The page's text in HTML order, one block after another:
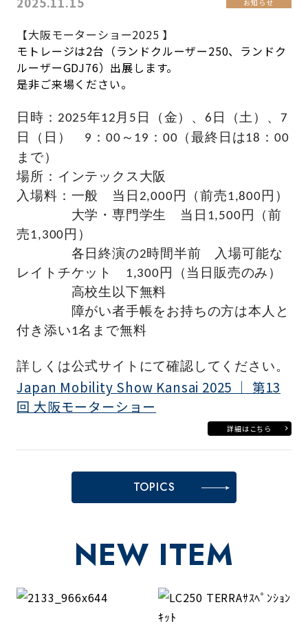
お知らせ
【大阪モーターショー2025 】
モトレージは2台（ランドクルーザー250、ランドク
ルーザーGDJ76）出展します。
是非ご来場ください。
日時：2025年12月5日（金）、6日（土）、7
日（日） 9：00～19：00（最終日は18：00
まで）
場所：インテックス大阪
入場料：一般 当日2,000円（前売1,800円）
大学・専門学生 当日1,500円（前
売1,300円）
各日終演の2時間半前 入場可能な
レイトチケット 1,300円（当日販売のみ）
高校生以下無料
障がい者手帳をお持ちの方は本人と
付き添い1名まで無料
詳しくは公式サイトにて確認してください。
Japan Mobility Show Kansai 2025 ｜ 第13
回 大阪モーターショー
詳細はこちら
TOPICS
NEW ITEM